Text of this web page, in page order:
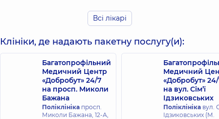
Саченко Ян
Вікторович
досвіду
Анатоліївна
дитячий;
Онкодерматологія,
18 років досвіду
Центіло Сергій
Віталійович
Мацідонська
Ірина
Всі лікарі
Клініки, де надають пакетну послугу(и):
Багатопрофільний
Медичний Центр
«Добробут» 24/7
на просп. Миколи
Бажана
Поліклініка просп.
Миколи Бажана, 12-А,
Медичний
«Добробут»
на вул. Сім’ї
Ідзиковських
Поліклініка вул.
Ідзиковських (М.